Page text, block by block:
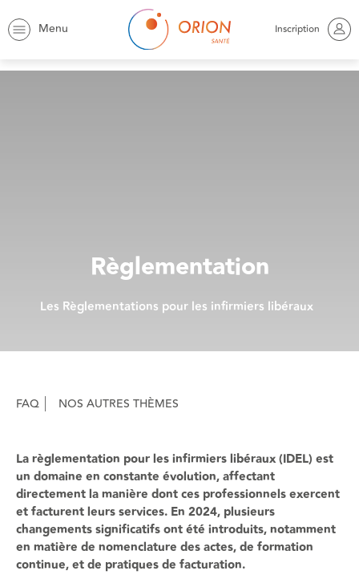
Menu Inscription
Règlementation
Règlementation
Les Règlementations pour les infirmiers libéraux
FAQ NOS AUTRES THÈMES
La règlementation pour les infirmiers libéraux (IDEL) est
un domaine en constante évolution, affectant
directement la manière dont ces professionnels exercent
et facturent leurs services. En 2024, plusieurs
changements significatifs ont été introduits, notamment
en matière de nomenclature des actes, de formation
continue, et de pratiques de facturation.